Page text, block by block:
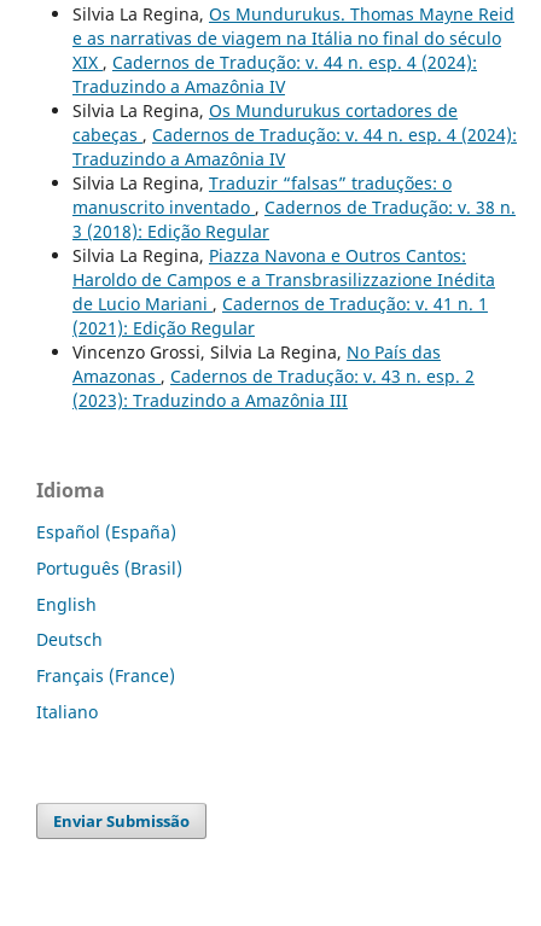
Silvia La Regina, Os Mundurukus. Thomas Mayne Reid
e as narrativas de viagem na Itália no final do século
XIX , Cadernos de Tradução: v. 44 n. esp. 4 (2024):
Traduzindo a Amazônia IV
Silvia La Regina, Os Mundurukus cortadores de
cabeças , Cadernos de Tradução: v. 44 n. esp. 4 (2024):
Traduzindo a Amazônia IV
Silvia La Regina, Traduzir “falsas” traduções: o
manuscrito inventado , Cadernos de Tradução: v. 38 n.
3 (2018): Edição Regular
Silvia La Regina, Piazza Navona e Outros Cantos:
Haroldo de Campos e a Transbrasilizzazione Inédita
de Lucio Mariani , Cadernos de Tradução: v. 41 n. 1
(2021): Edição Regular
Vincenzo Grossi, Silvia La Regina, No País das
Amazonas , Cadernos de Tradução: v. 43 n. esp. 2
(2023): Traduzindo a Amazônia III
Idioma
Español (España)
Português (Brasil)
English
Deutsch
Français (France)
Italiano
Enviar Submissão